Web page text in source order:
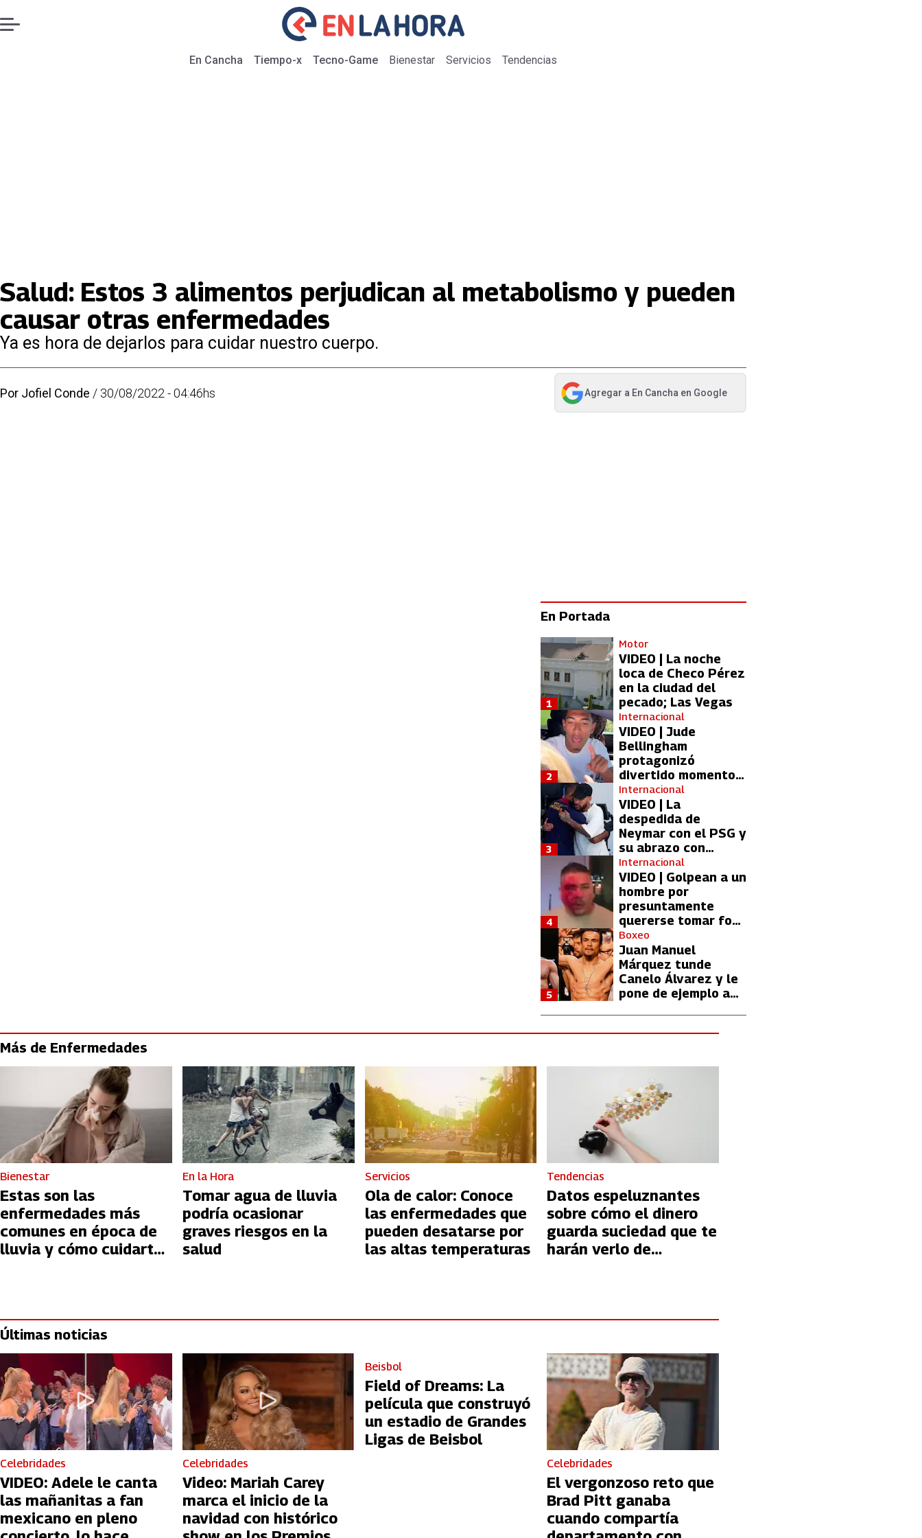
En Cancha Tiempo-x Tecno-Game Bienestar Servicios Tendencias
Salud: Estos 3 alimentos perjudican al metabolismo y pueden
causar otras enfermedades
Ya es hora de dejarlos para cuidar nuestro cuerpo.
Por Jofiel Conde / 30/08/2022 - 04:46hs Agregar a En Cancha en Google
abre en nueva pestaña
En Portada
Motor
VIDEO | La noche
loca de Checo Pérez
en la ciudad del
pecado; Las Vegas
1
Internacional
VIDEO | Jude
Bellingham
protagonizó
divertido momento
con aficionada del
Real Madrid
2
Internacional
VIDEO | La
despedida de
Neymar con el PSG y
su abrazo con
Kylian Mbappé
3
Internacional
VIDEO | Golpean a un
hombre por
presuntamente
quererse tomar foto
con Lionel Messi
4
Boxeo
Juan Manuel
Márquez tunde
Canelo Álvarez y le
pone de ejemplo a
5
Más de Enfermedades
Bienestar
Estas son las
enfermedades más
comunes en época de
lluvia y cómo cuidarte
En la Hora
Tomar agua de lluvia
podría ocasionar
graves riesgos en la
salud
Servicios
Ola de calor: Conoce
las enfermedades que
pueden desatarse por
las altas temperaturas
Tendencias
Datos espeluznantes
sobre cómo el dinero
guarda suciedad que te
harán verlo de
Últimas noticias
Celebridades
VIDEO: Adele le canta
las mañanitas a fan
mexicano en pleno
Celebridades
Video: Mariah Carey
marca el inicio de la
navidad con histórico
Beisbol
Field of Dreams: La
película que construyó
un estadio de Grandes
Ligas de Beisbol
Celebridades
El vergonzoso reto que
Brad Pitt ganaba
cuando compartía